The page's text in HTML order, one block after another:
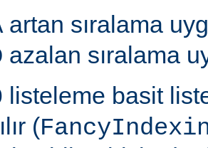
artan sıralama
azalan sıralama
listeleme basit
(